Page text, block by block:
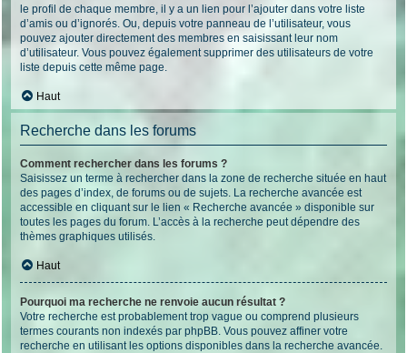
le profil de chaque membre, il y a un lien pour l’ajouter dans votre liste
d’amis ou d’ignorés. Ou, depuis votre panneau de l’utilisateur, vous
pouvez ajouter directement des membres en saisissant leur nom
d’utilisateur. Vous pouvez également supprimer des utilisateurs de votre
liste depuis cette même page.
Haut
Recherche dans les forums
Comment rechercher dans les forums ?
Saisissez un terme à rechercher dans la zone de recherche située en haut
des pages d’index, de forums ou de sujets. La recherche avancée est
accessible en cliquant sur le lien « Recherche avancée » disponible sur
toutes les pages du forum. L’accès à la recherche peut dépendre des
thèmes graphiques utilisés.
Haut
Pourquoi ma recherche ne renvoie aucun résultat ?
Votre recherche est probablement trop vague ou comprend plusieurs
termes courants non indexés par phpBB. Vous pouvez affiner votre
recherche en utilisant les options disponibles dans la recherche avancée.